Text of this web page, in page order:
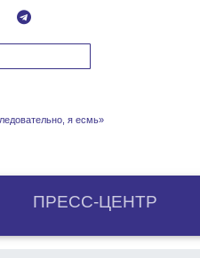
я есмь»
ПРЕСС-ЦЕНТР